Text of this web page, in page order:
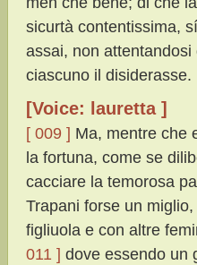
sicurtà contentissima,
assai, non
ciascuno il disiderasse.
[Voice: lauretta ]
[ 009 ] Ma, mentre che
la fortuna, come se
cacciare la temorosa
Trapani forse un
figliuola e con altre
011 ] dove essendo un